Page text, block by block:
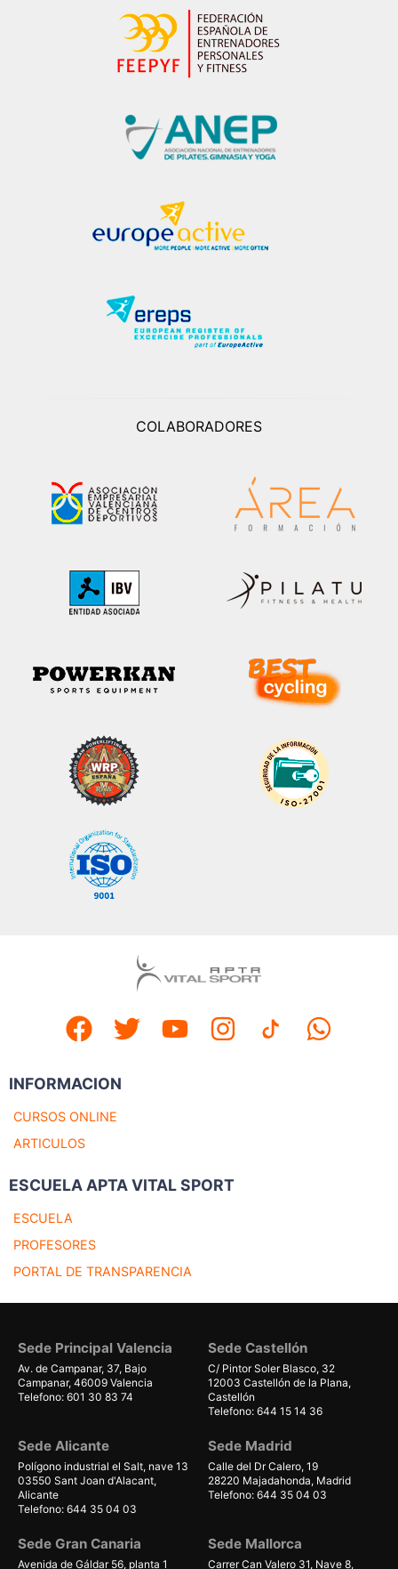
COLABORADORES
INFORMACION
CURSOS ONLINE
ARTICULOS
ESCUELA APTA VITAL SPORT
ESCUELA
PROFESORES
PORTAL DE TRANSPARENCIA
Sede Principal Valencia
Av. de Campanar, 37, Bajo
Campanar, 46009 Valencia
Telefono: 601 30 83 74
Sede Castellón
C/ Pintor Soler Blasco, 32
12003 Castellón de la Plana,
Castellón
Telefono: 644 15 14 36
Sede Alicante
Polígono industrial el Salt, nave 13
03550 Sant Joan d'Alacant,
Alicante
Telefono: 644 35 04 03
Sede Madrid
Calle del Dr Calero, 19
28220 Majadahonda, Madrid
Telefono: 644 35 04 03
Sede Gran Canaria
Avenida de Gáldar 56, planta 1
Sede Mallorca
Carrer Can Valero 31, Nave 8,